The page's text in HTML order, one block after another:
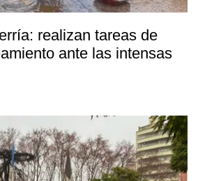
realizan tareas de
ante las intensas